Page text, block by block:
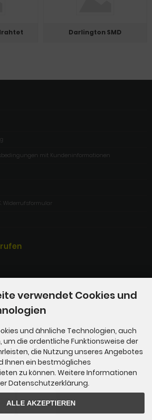
Darlington SMD
mit Kundeninformationen
Widerrufsformular
verwendet Cookies und
und ähnliche Technologien, auch
um die ordentliche Funktionsweise der
die Nutzung unseres Angebotes
Ihnen ein bestmögliches
zu können. Weitere Informationen
Datenschutzerklärung.
ALLE AKZEPTIEREN